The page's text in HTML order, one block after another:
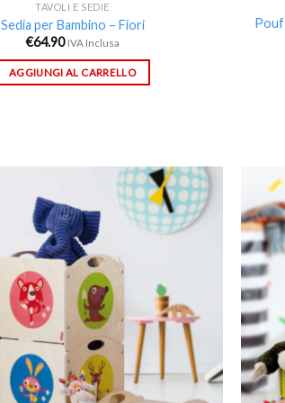
TAVOLI E SEDIE
Sedia per Bambino – Fiori
€64.90 IVA Inclusa
AGGIUNGI AL CARRELLO
Pouf
Aggiungi
alla lista